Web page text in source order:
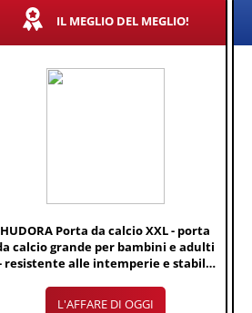
IL MEGLIO DEL MEGLIO!
HUDORA Porta da calcio XXL - porta
calcio grande per bambini e adulti
resistente alle intemperie e stabile
esterno per tempo libero e training
L'AFFARE DI OGGI